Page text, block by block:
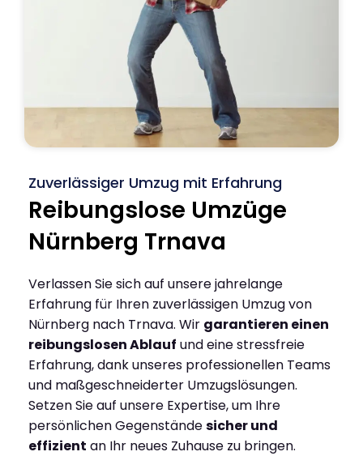
Zuverlässiger Umzug mit Erfahrung
Reibungslose Umzüge
Nürnberg Trnava
Verlassen Sie sich auf unsere jahrelange
Erfahrung für Ihren zuverlässigen Umzug von
Nürnberg nach Trnava. Wir garantieren einen
reibungslosen Ablauf und eine stressfreie
Erfahrung, dank unseres professionellen Teams
und maßgeschneiderter Umzugslösungen.
Setzen Sie auf unsere Expertise, um Ihre
persönlichen Gegenständesicher und
effizient an Ihr neues Zuhause zu bringen.